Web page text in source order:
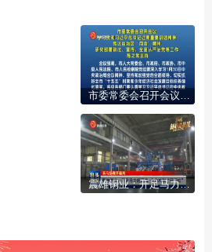
市委常委会召开会议 学习贯彻习近平总书记近期重要讲话精神 传达自治区“两会”精神 研究部署政法、宣传、全面从严治党等工作 陈之常主持
震雄铜业：开足马力赶订单 全力冲刺“开门红”